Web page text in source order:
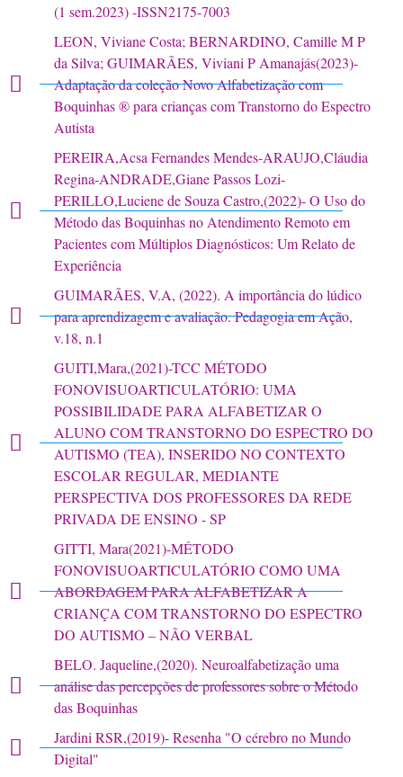
(1 sem.2023) -ISSN2175-7003
LEON, Viviane Costa; BERNARDINO, Camille M P
da Silva; GUIMARÃES, Viviani P Amanajás(2023)-
Adaptação da coleção Novo Alfabetização com
Boquinhas ® para crianças com Transtorno do Espectro
Autista
PEREIRA,Acsa Fernandes Mendes-ARAUJO,Cláudia
Regina-ANDRADE,Giane Passos Lozi-
PERILLO,Luciene de Souza Castro,(2022)- O Uso do
Método das Boquinhas no Atendimento Remoto em
Pacientes com Múltiplos Diagnósticos: Um Relato de
Experiência
GUIMARÃES, V.A, (2022). A importância do lúdico
para aprendizagem e avaliação. Pedagogia em Ação,
v.18, n.1
GUITI,Mara,(2021)-TCC MÉTODO
FONOVISUOARTICULATÓRIO: UMA
POSSIBILIDADE PARA ALFABETIZAR O
ALUNO COM TRANSTORNO DO ESPECTRO DO
AUTISMO (TEA), INSERIDO NO CONTEXTO
ESCOLAR REGULAR, MEDIANTE
PERSPECTIVA DOS PROFESSORES DA REDE
PRIVADA DE ENSINO - SP
GITTI, Mara(2021)-MÉTODO
FONOVISUOARTICULATÓRIO COMO UMA
ABORDAGEM PARA ALFABETIZAR A
CRIANÇA COM TRANSTORNO DO ESPECTRO
DO AUTISMO – NÃO VERBAL
BELO. Jaqueline,(2020). Neuroalfabetização uma
análise das percepções de professores sobre o Método
das Boquinhas
Jardini RSR,(2019)- Resenha "O cérebro no Mundo
Digital"